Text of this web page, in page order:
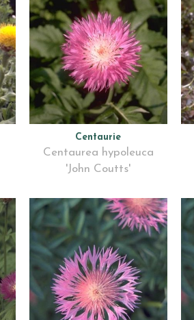
Centaurie
Centaurea hypoleuca
'John Coutts'